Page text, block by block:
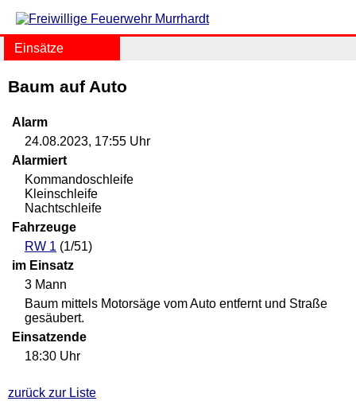
Einsätze
Baum auf Auto
Alarm
24.08.2023, 17:55 Uhr
Alarmiert
Kommandoschleife
Kleinschleife
Nachtschleife
Fahrzeuge
RW 1 (1/51)
im Einsatz
3 Mann
Baum mittels Motorsäge vom Auto entfernt und Straße
gesäubert.
Einsatzende
18:30 Uhr
zurück zur Liste